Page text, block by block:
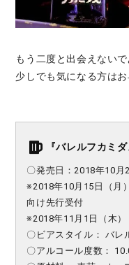
もう二度と出会えない
少しでも気になる方は
『バレルフカミ
〇発売日：2018年10月
※2018年10月15日（月
向け先行受付
※2018年11月1日（木）
〇ビアスタイル： バレ
〇アルコール度数：